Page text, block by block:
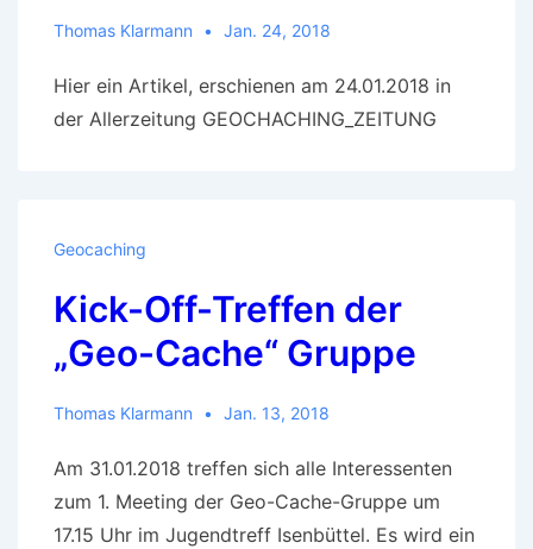
Thomas Klarmann Jan. 24, 2018
Hier ein Artikel, erschienen am 24.01.2018 in
der Allerzeitung GEOCHACHING_ZEITUNG
Geocaching
Kick-Off-Treffen der
„Geo-Cache“ Gruppe
Thomas Klarmann Jan. 13, 2018
Am 31.01.2018 treffen sich alle Interessenten
zum 1. Meeting der Geo-Cache-Gruppe um
17.15 Uhr im Jugendtreff Isenbüttel. Es wird ein